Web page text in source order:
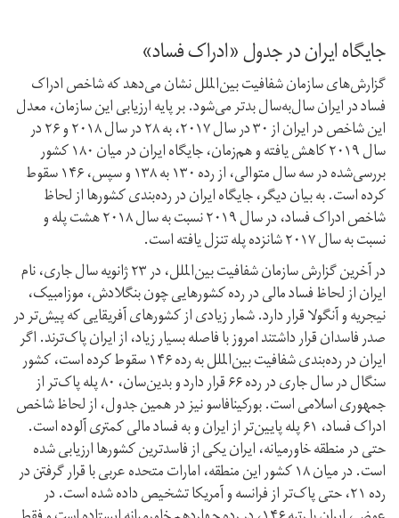
جایگاه ایران در جدول «ادراک فساد»
گزارش‌های سازمان شفافیت بین‌الملل نشان می‌دهد که شاخص ادراک
فساد در ایران سال‌به‌سال بد‌تر می‌شود. بر پایه ارزیابی این سازمان، معدل
این شاخص در ایران از ۳۰ در سال ۲۰۱۷، به ۲۸ در سال ۲۰۱۸ و ۲۶ در
سال ۲۰۱۹ کاهش یافته و هم‌زمان، جایگاه ایران در میان ۱۸۰ کشور
بررسی‌شده در سه سال متوالی، از رده ۱۳۰ به ۱۳۸ و سپس، ۱۴۶ سقوط
کرده است. به بیان دیگر، جایگاه ایران در رده‌بندی کشور‌ها از لحاظ
شاخص ادراک فساد، در سال ۲۰۱۹ نسبت به سال ۲۰۱۸ هشت پله و
نسبت به سال ۲۰۱۷ شانزده پله تنزل یافته است.
در آخرین گزارش سازمان شفافیت بین‌الملل، در ۲۳ ژانویه سال جاری، نام
ایران از لحاظ فساد مالی در رده کشور‌هایی چون بنگلادش، موزامبیک،
نیجریه و آنگولا قرار دارد. شمار زیادی از کشور‌های آفریقایی که پیش‌تر در
صدر فاسدان قرار داشتند امروز با فاصله بسیار زیاد، از ایران پاک‌ترند. اگر
ایران در رده‌بندی شفافیت بین‌الملل به رده ۱۴۶ سقوط کرده است، کشور
سنگال در سال جاری در رده ۶۶ قرار دارد و بدین‌سان، ۸۰ پله پاک‌تر از
جمهوری اسلامی است. بورکینافاسو نیز در همین جدول، از لحاظ شاخص
ادراک فساد، ۶۱ پله پایین‌تر از ایران و به فساد مالی کمتری آلوده است.
حتی در منطقه خاورمیانه، ایران یکی از فاسدترین کشور‌ها ارزیابی شده
است. در میان ۱۸ کشور این منطقه، امارات متحده عربی با قرار گرفتن در
رده ۲۱، حتی پاک‌تر از فرانسه و آمریکا تشخیص داده شده است. در